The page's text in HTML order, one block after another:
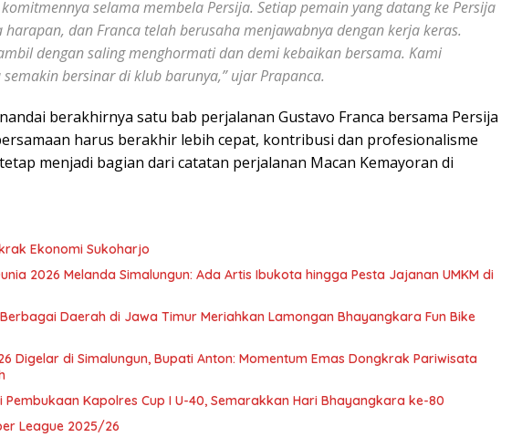
selama membela Persija. Setiap pemain yang datang ke Persija
dan Franca telah berusaha menjawabnya dengan kerja keras.
dengan saling menghormati dan demi kebaikan bersama. Kami
bersinar di klub barunya,” ujar Prapanca.
berakhirnya satu bab perjalanan Gustavo Franca bersama Persija
harus berakhir lebih cepat, kontribusi dan profesionalisme
menjadi bagian dari catatan perjalanan Macan Kemayoran di
Ekonomi Sukoharjo
2026 Melanda Simalungun: Ada Artis Ibukota hingga Pesta Jajanan UMKM di
Daerah di Jawa Timur Meriahkan Lamongan Bhayangkara Fun Bike
Digelar di Simalungun, Bupati Anton: Momentum Emas Dongkrak Pariwisata
Pembukaan Kapolres Cup I U-40, Semarakkan Hari Bhayangkara ke-80
League 2025/26